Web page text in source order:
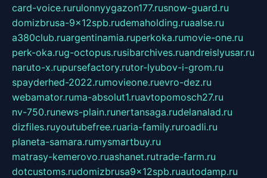
card-voice.rurulonnyygazon177.rusnow-guard.ru
domizbrusa-9x12spb.rudemaholding.ruaalse.ru
a380club.ruargentinamia.ruperkoka.rumovie-one.ru
perk-oka.rug-octopus.rusibarchives.ruandreislyusar.ru
naruto-x.rupursefactory.rutor-lyubov-i-grom.ru
spayderhed-2022.rumovieone.ruevro-dez.ru
webamator.ruma-absolut1.ruavtopomosch27.ru
nv-750.runews-plain.runertansaga.rudelanalad.ru
dizfiles.ruyoutubefree.ruaria-family.ruroadli.ru
planeta-samara.rumysmartbuy.ru
matrasy-kemerovo.ruashanet.rutrade-farm.ru
dotcustoms.rudomizbrusa9x12spb.ruautodamp.ru